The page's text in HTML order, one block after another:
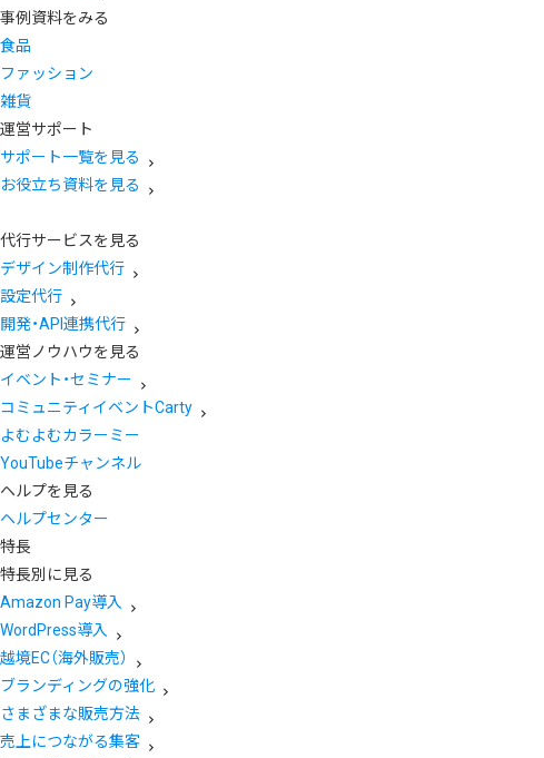
事例資料をみる
食品
ファッション
雑貨
運営サポート
サポート一覧を見る
お役立ち資料を見る
代行サービスを見る
デザイン制作代行
設定代行
開発・API連携代行
運営ノウハウを見る
イベント・セミナー
コミュニティイベントCarty
よむよむカラーミー
YouTubeチャンネル
ヘルプを見る
ヘルプセンター
特長
特長別に見る
Amazon Pay導入
WordPress導入
越境EC（海外販売）
ブランディングの強化
さまざまな販売方法
売上につながる集客